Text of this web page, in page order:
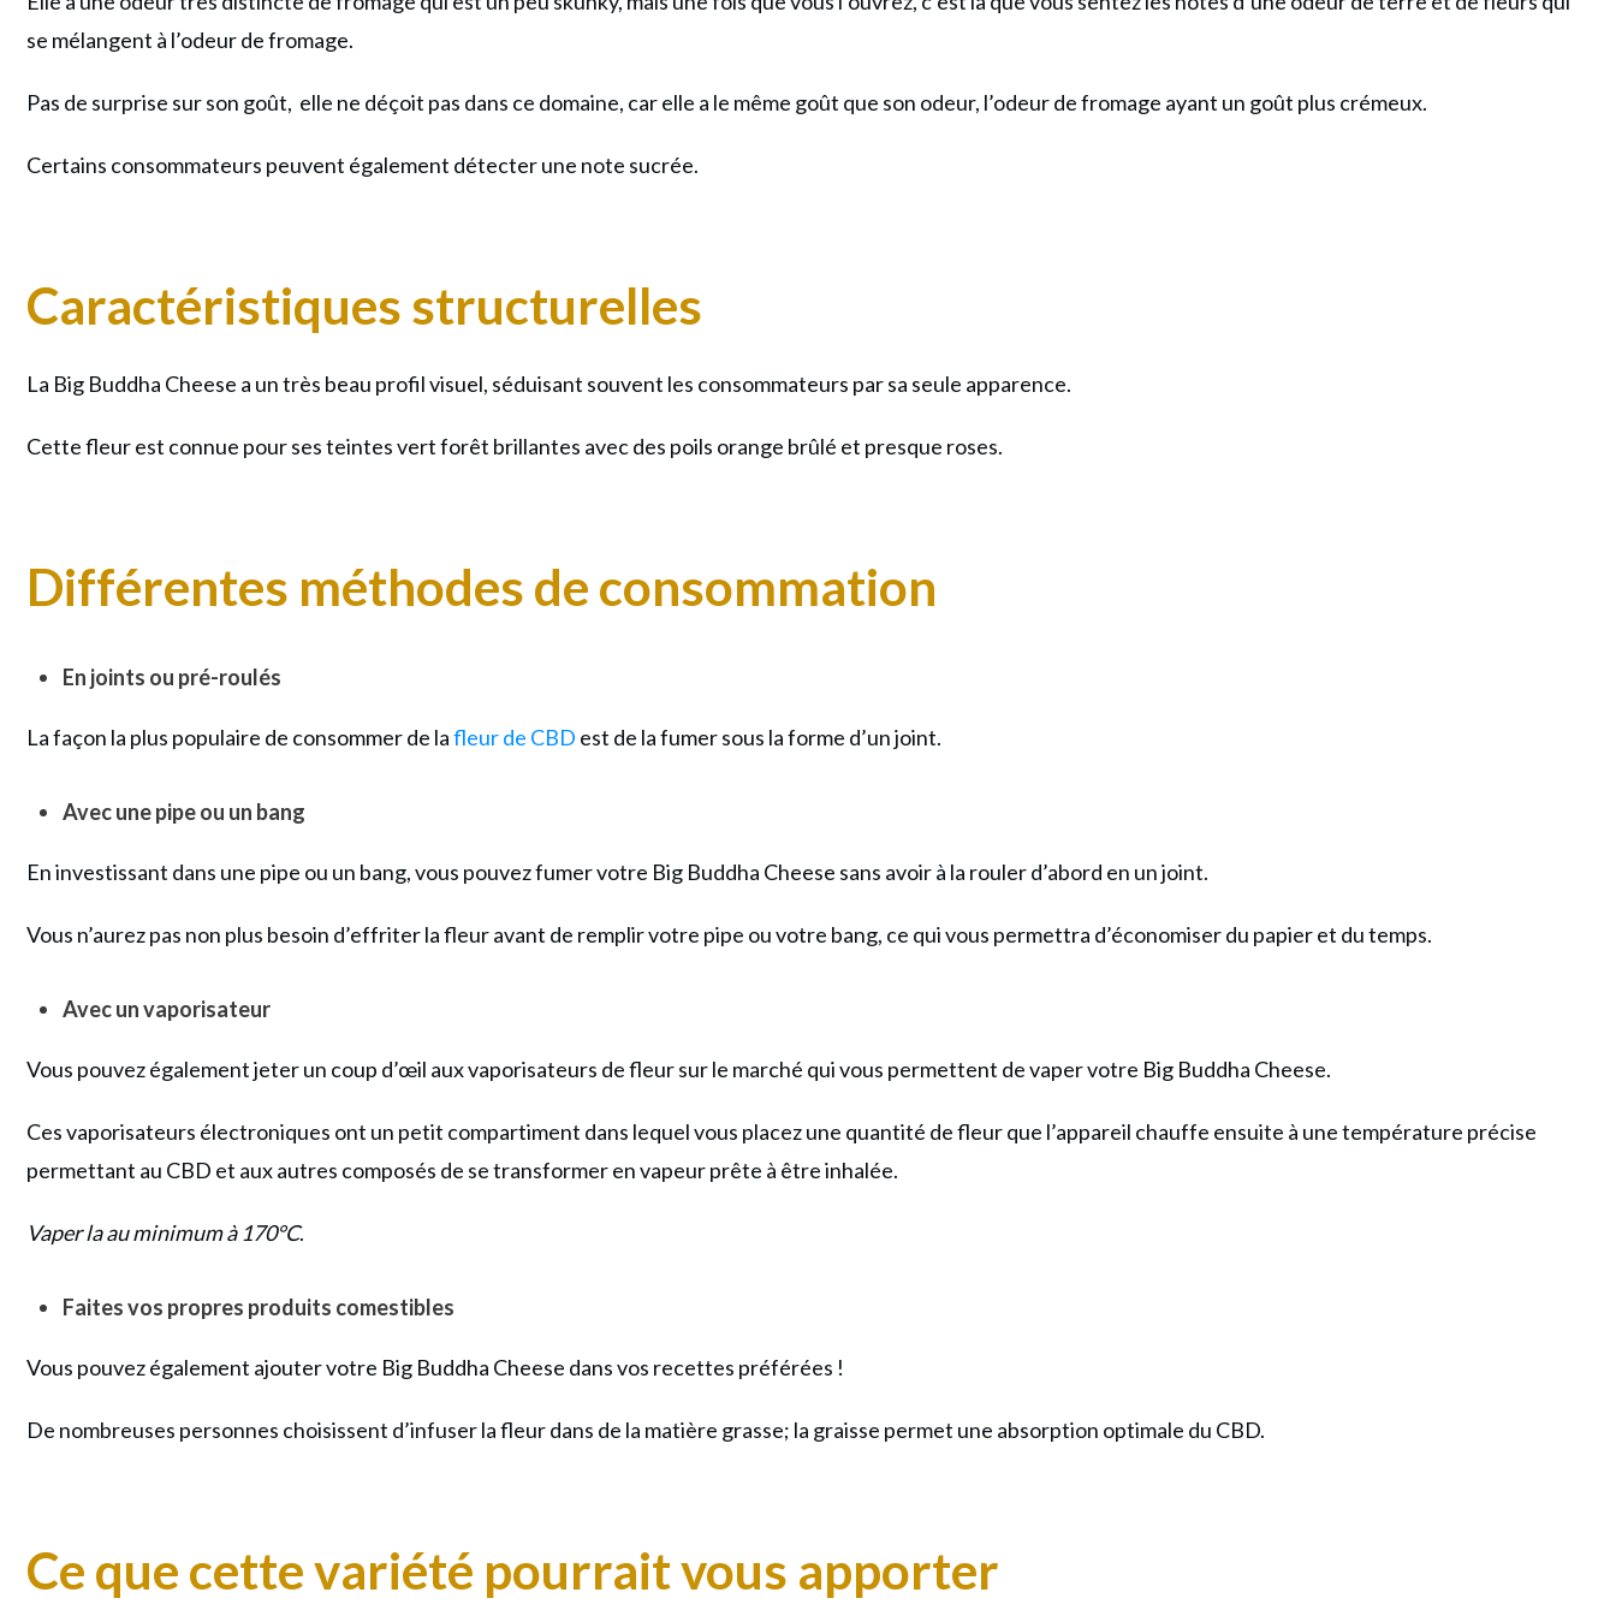
se mélangent à l’odeur de fromage.
Pas de surprise sur son goût, elle ne déçoit pas dans ce domaine, car elle a le même goût que son odeur, l’odeur de fromage ayant un goût plus crémeux.
Certains consommateurs peuvent également détecter une note sucrée.
Caractéristiques structurelles
La Big Buddha Cheese a un très beau profil visuel, séduisant souvent les consommateurs par sa seule apparence.
Cette fleur est connue pour ses teintes vert forêt brillantes avec des poils orange brûlé et presque roses.
Différentes méthodes de consommation
En joints ou pré-roulés
La façon la plus populaire de consommer de lafleur de CBD est de la fumer sous la forme d’un joint.
Avec une pipe ou un bang
En investissant dans une pipe ou un bang, vous pouvez fumer votre Big Buddha Cheese sans avoir à la rouler d’abord en un joint.
Vous n’aurez pas non plus besoin d’effriter la fleur avant de remplir votre pipe ou votre bang, ce qui vous permettra d’économiser du papier et du temps.
Avec un vaporisateur
Vous pouvez également jeter un coup d’œil aux vaporisateurs de fleur sur le marché qui vous permettent de vaper votre Big Buddha Cheese.
Ces vaporisateurs électroniques ont un petit compartiment dans lequel vous placez une quantité de fleur que l’appareil chauffe ensuite à une température précise
permettant au CBD et aux autres composés de se transformer en vapeur prête à être inhalée.
Vaper la au minimum à 170°C.
Faites vos propres produits comestibles
Vous pouvez également ajouter votre Big Buddha Cheese dans vos recettes préférées !
De nombreuses personnes choisissent d’infuser la fleur dans de la matière grasse; la graisse permet une absorption optimale du CBD.
Ce que cette variété pourrait vous apporter